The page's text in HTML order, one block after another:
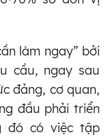
làm ngay” bởi
cầu, ngay sau
đảng, cơ quan,
đầu phải triển
đó có việc tập